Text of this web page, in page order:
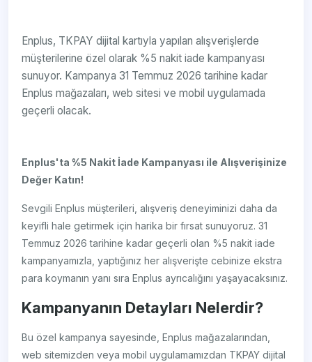
Enplus, TKPAY dijital kartıyla yapılan alışverişlerde
müşterilerine özel olarak %5 nakit iade kampanyası
sunuyor. Kampanya 31 Temmuz 2026 tarihine kadar
Enplus mağazaları, web sitesi ve mobil uygulamada
geçerli olacak.
Enplus'ta %5 Nakit İade Kampanyası ile Alışverişinize
Değer Katın!
Sevgili Enplus müşterileri, alışveriş deneyiminizi daha da
keyifli hale getirmek için harika bir fırsat sunuyoruz. 31
Temmuz 2026 tarihine kadar geçerli olan %5 nakit iade
kampanyamızla, yaptığınız her alışverişte cebinize ekstra
para koymanın yanı sıra Enplus ayrıcalığını yaşayacaksınız.
Kampanyanın Detayları Nelerdir?
Bu özel kampanya sayesinde, Enplus mağazalarından,
web sitemizden veya mobil uygulamamızdan TKPAY dijital